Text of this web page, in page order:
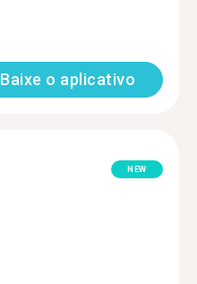
Baixe o aplicativo
NEW